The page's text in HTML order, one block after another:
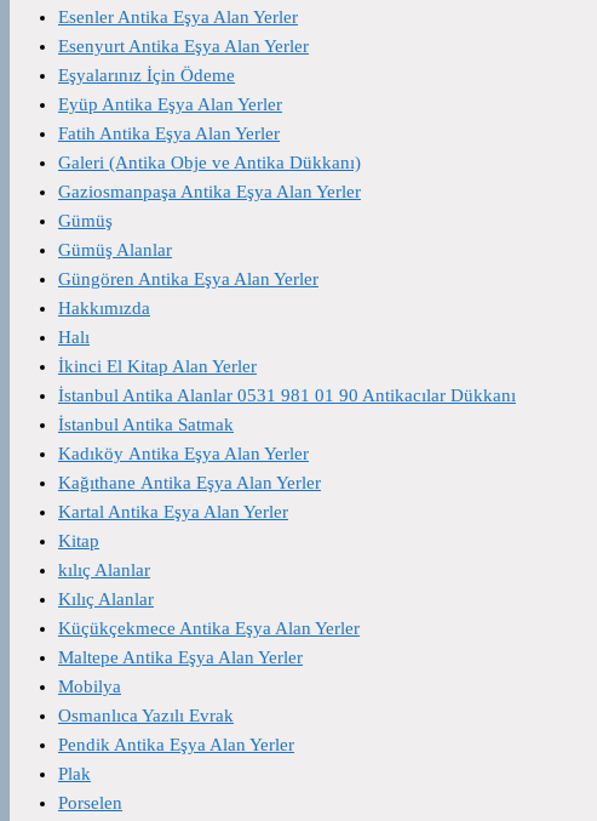
Esenler Antika Eşya Alan Yerler
Esenyurt Antika Eşya Alan Yerler
Eşyalarınız İçin Ödeme
Eyüp Antika Eşya Alan Yerler
Fatih Antika Eşya Alan Yerler
Galeri (Antika Obje ve Antika Dükkanı)
Gaziosmanpaşa Antika Eşya Alan Yerler
Gümüş
Gümüş Alanlar
Güngören Antika Eşya Alan Yerler
Hakkımızda
Halı
İkinci El Kitap Alan Yerler
İstanbul Antika Alanlar 0531 981 01 90 Antikacılar Dükkanı
İstanbul Antika Satmak
Kadıköy Antika Eşya Alan Yerler
Kağıthane Antika Eşya Alan Yerler
Kartal Antika Eşya Alan Yerler
Kitap
kılıç Alanlar
Kılıç Alanlar
Küçükçekmece Antika Eşya Alan Yerler
Maltepe Antika Eşya Alan Yerler
Mobilya
Osmanlıca Yazılı Evrak
Pendik Antika Eşya Alan Yerler
Plak
Porselen